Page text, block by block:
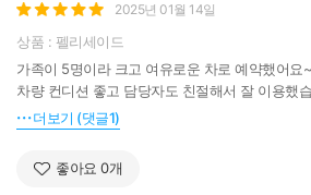
2025년 01월 14일
상품 : 펠리세이드
가족이 5명이라 크고 여유로운 차로 예약했어요~
차량 컨디션 좋고 담당자도 친절해서 잘 이용했
더보기 (댓글1)
좋아요 0개